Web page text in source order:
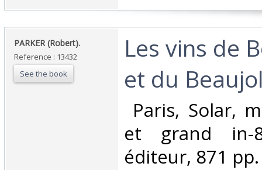
‎PARKER (Robert).‎
Reference : 13432
See the book
‎Les vins de
et du
Paris, Solar,
et grand in-
éditeur, 871